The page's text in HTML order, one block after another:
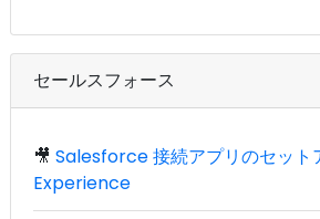
セールスフォース
🎥 Salesforce 接続アプリのセット
Experience